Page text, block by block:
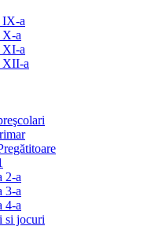
IX-a
X-a
XI-a
XII-a
2-a
3-a
4-a
si jocuri